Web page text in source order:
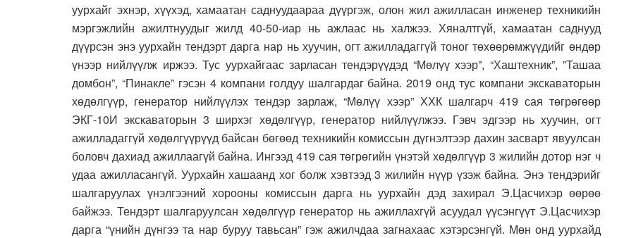
уурхайг эхнэр, хүүхэд, хамаатан саднуудаараа дүүргэж, олон жил ажилласан инженер техникийн
мэргэжлийн ажилтнуудыг жилд 40-50-иар нь ажлаас нь халжээ. Хяналтгүй, хамаатан саднууд
дүүрсэн энэ уурхайн тендэрт дарга нар нь хуучин, огт ажилладаггүй тоног төхөөрөмжүүдийг өндөр
үнээр нийлүүлж иржээ. Тус уурхайгаас зарласан тендэрүүдэд “Мөлүү хээр”, “Хаштехник”, ”Ташаа
домбон”, “Пинакле” гэсэн 4 компани голдуу шалгардаг байна. 2019 онд тус компани экскаваторын
хөдөлгүүр, генератор нийлүүлэх тендэр зарлаж, “Мөлүү хээр” ХХК шалгарч 419 сая төгрөгөөр
ЭКГ-10И экскаваторын 3 ширхэг хөдөлгүүр, генератор нийлүүлжээ. Гэвч эдгээр нь хуучин, огт
ажилладаггүй хөдөлгүүрүүд байсан бөгөөд техникийн комиссын дүгнэлтээр дахин засварт явуулсан
боловч дахиад ажиллаагүй байна. Ингээд 419 сая төгрөгийн үнэтэй хөдөлгүүр 3 жилийн дотор нэг ч
удаа ажилласангүй. Уурхайн хашаанд хог болж хэвтээд 3 жилийн нүүр үзэж байна. Энэ тендэрийг
шалгаруулах үнэлгээний хорооны комиссын дарга нь уурхайн дэд захирал Э.Цасчихэр өөрөө
байжээ. Тендэрт шалгаруулсан хөдөлгүүр генератор нь ажиллахгүй асуудал үүсэнгүүт Э.Цасчихэр
дарга “үнийн дүнгээ та нар буруу тавьсан” гэж ажилчдаа загнахаас хэтэрсэнгүй. Мөн онд уурхайд